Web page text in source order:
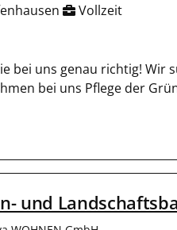
Vollzeit
bei uns genau richtig!
bei uns Pflege der
und